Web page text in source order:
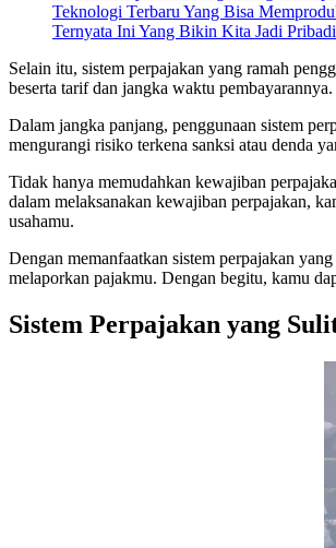
Teknologi Terbaru Yang Bisa
Ternyata Ini Yang Bikin Kita Jadi
Selain itu, sistem perpajakan yang ramah
beserta tarif dan jangka waktu
Dalam jangka panjang, penggunaan sistem
mengurangi risiko terkena sanksi atau denda
Tidak hanya memudahkan kewajiban
dalam melaksanakan kewajiban perpajakan,
usahamu.
Dengan memanfaatkan sistem perpajakan
melaporkan pajakmu. Dengan begitu, kamu
Sistem Perpajakan yang